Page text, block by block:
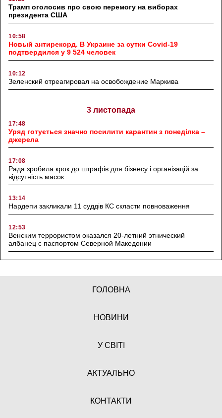
Трамп оголосив про свою перемогу на виборах
президента США
10:58
Новый антирекорд. В Украине за сутки Covid-19
подтвердился у 9 524 человек
10:12
Зеленский отреагировал на освобождение Маркива
3 листопада
17:48
Уряд готується значно посилити карантин з понеділка –
джерела
17:08
Рада зробила крок до штрафів для бізнесу і організацій за
відсутність масок
13:14
Нардепи закликали 11 суддів КС скласти повноваження
12:53
Венским террористом оказался 20-летний этнический
албанец с паспортом Северной Македонии
ГОЛОВНА
НОВИНИ
У СВІТІ
АКТУАЛЬНО
КОНТАКТИ